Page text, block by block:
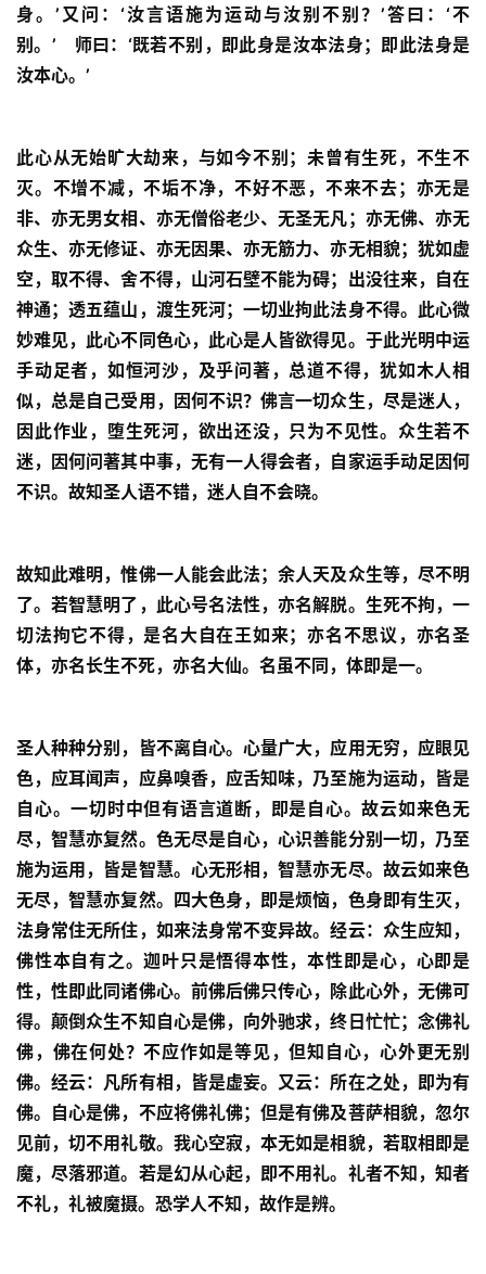
讯
八
点
僧
音
高
僧
访
谈
心
乐
菩
提
身。’又问：‘汝言语施为运动与汝别不别？’答曰：‘不
别。’　师曰：‘既若不别，即此身是汝本法身；即此法身是
汝本心。’
此心从无始旷大劫来，与如今不别；未曾有生死，不生不
灭。不增不减，不垢不净，不好不恶，不来不去；亦无是
非、亦无男女相、亦无僧俗老少、无圣无凡；亦无佛、亦无
众生、亦无修证、亦无因果、亦无筋力、亦无相貌；犹如虚
空，取不得、舍不得，山河石壁不能为碍；出没往来，自在
神通；透五蕴山，渡生死河；一切业拘此法身不得。此心微
妙难见，此心不同色心，此心是人皆欲得见。于此光明中运
手动足者，如恒河沙，及乎问著，总道不得，犹如木人相
似，总是自己受用，因何不识？佛言一切众生，尽是迷人，
因此作业，堕生死河，欲出还没，只为不见性。众生若不
迷，因何问著其中事，无有一人得会者，自家运手动足因何
不识。故知圣人语不错，迷人自不会晓。
故知此难明，惟佛一人能会此法；余人天及众生等，尽不明
了。若智慧明了，此心号名法性，亦名解脱。生死不拘，一
切法拘它不得，是名大自在王如来；亦名不思议，亦名圣
体，亦名长生不死，亦名大仙。名虽不同，体即是一。
圣人种种分别，皆不离自心。心量广大，应用无穷，应眼见
色，应耳闻声，应鼻嗅香，应舌知味，乃至施为运动，皆是
自心。一切时中但有语言道断，即是自心。故云如来色无
尽，智慧亦复然。色无尽是自心，心识善能分别一切，乃至
施为运用，皆是智慧。心无形相，智慧亦无尽。故云如来色
无尽，智慧亦复然。四大色身，即是烦恼，色身即有生灭，
法身常住无所住，如来法身常不变异故。经云：众生应知，
佛性本自有之。迦叶只是悟得本性，本性即是心，心即是
性，性即此同诸佛心。前佛后佛只传心，除此心外，无佛可
得。颠倒众生不知自心是佛，向外驰求，终日忙忙；念佛礼
佛，佛在何处？不应作如是等见，但知自心，心外更无别
佛。经云：凡所有相，皆是虚妄。又云：所在之处，即为有
佛。自心是佛，不应将佛礼佛；但是有佛及菩萨相貌，忽尔
见前，切不用礼敬。我心空寂，本无如是相貌，若取相即是
魔，尽落邪道。若是幻从心起，即不用礼。礼者不知，知者
不礼，礼被魔摄。恐学人不知，故作是辨。